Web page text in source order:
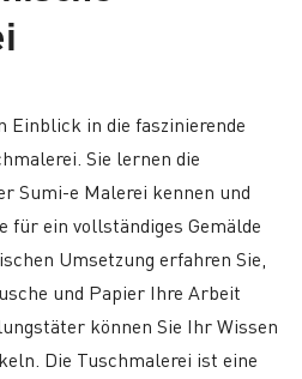
Einblick in die faszinierende
Sie lernen die
Sumi-e Malerei kennen und
für ein vollständiges Gemälde
Umsetzung erfahren Sie,
und Papier Ihre Arbeit
können Sie Ihr Wissen
Die Tuschmalerei ist eine